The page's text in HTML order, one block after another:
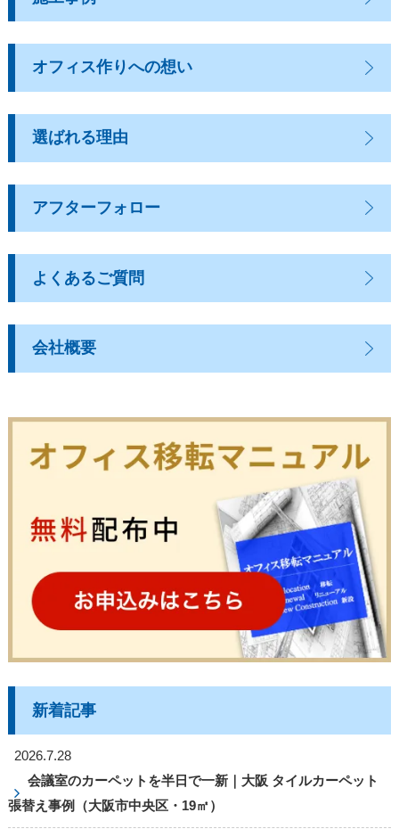
オフィス作りへの想い
選ばれる理由
アフターフォロー
よくあるご質問
会社概要
新着記事
2026.7.28
会議室のカーペットを半日で一新｜大阪 タイルカーペット
張替え事例（大阪市中央区・19㎡）